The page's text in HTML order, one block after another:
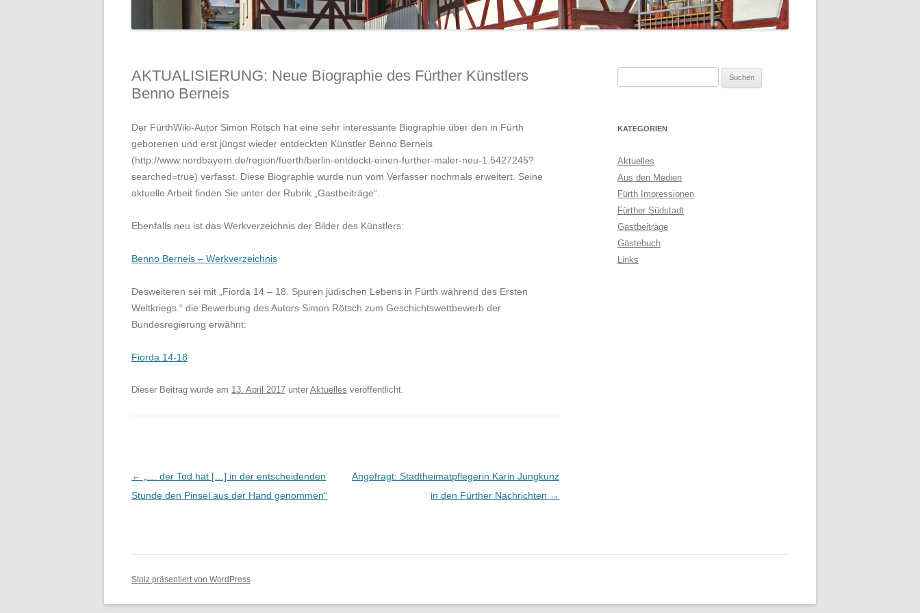
JAHRESBERICHT 2019
JAHRESBERICHT 2016
SCHILLERSTRASSE 10: BERTHA B
AUDRACCO-WOLF
AKTUALISIERUNG: Neue Biographie des Fürther Künstlers
Benno Berneis
Der FürthWiki-Autor Simon Rötsch hat eine sehr interessante Biographie über den in Fürth
geborenen und erst jüngst wieder entdeckten Künstler Benno Berneis
(http://www.nordbayern.de/region/fuerth/berlin-entdeckt-einen-further-maler-neu-1.5427245?
searched=true) verfasst. Diese Biographie wurde nun vom Verfasser nochmals erweitert. Seine
aktuelle Arbeit finden Sie unter der Rubrik „Gastbeiträge“.
Ebenfalls neu ist das Werkverzeichnis der Bilder des Künstlers:
Benno Berneis – Werkverzeichnis
Desweiteren sei mit „Fiorda 14 – 18. Spuren jüdischen Lebens in Fürth während des Ersten
Weltkriegs.“ die Bewerbung des Autors Simon Rötsch zum Geschichtswettbewerb der
Bundesregierung erwähnt:
Fiorda 14-18
Dieser Beitrag wurde am 13. April 2017 unter Aktuelles veröffentlicht.
Beitragsnavigation
←
„… der Tod hat […] in der entscheidenden
Stunde den Pinsel aus der Hand genommen“
Angefragt: Stadtheimatpflegerin Karin Jungkunz
in den Fürther Nachrichten →
KATEGORIEN
Aktuelles
Aus den Medien
Fürth Impressionen
Fürther Südstadt
Gastbeiträge
Gästebuch
Links
Stolz präsentiert von WordPress